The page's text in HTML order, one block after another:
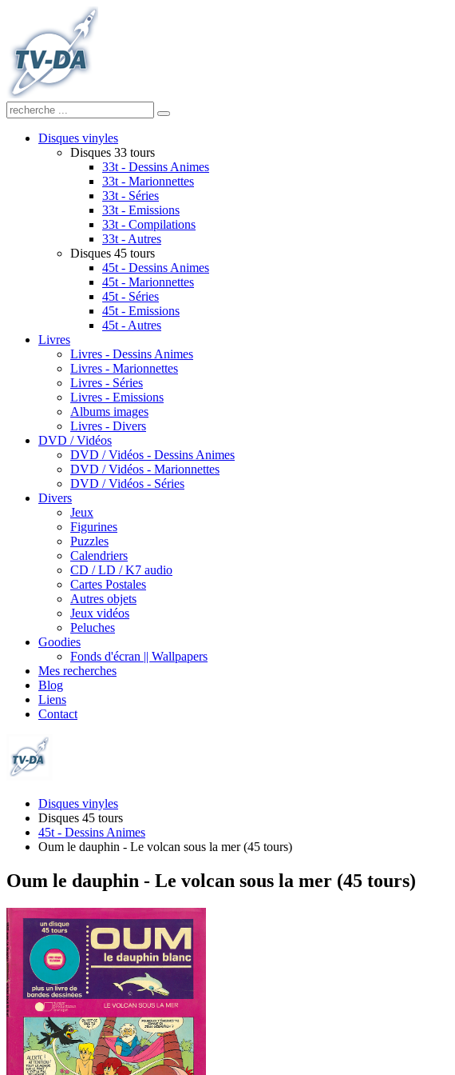
Disques vinyles
Disques 33 tours
33t - Dessins Animes
33t - Marionnettes
33t - Séries
33t - Emissions
33t - Compilations
33t - Autres
Disques 45 tours
45t - Dessins Animes
45t - Marionnettes
45t - Séries
45t - Emissions
45t - Autres
Livres
Livres - Dessins Animes
Livres - Marionnettes
Livres - Séries
Livres - Emissions
Albums images
Livres - Divers
DVD / Vidéos
DVD / Vidéos - Dessins Animes
DVD / Vidéos - Marionnettes
DVD / Vidéos - Séries
Divers
Jeux
Figurines
Puzzles
Calendriers
CD / LD / K7 audio
Cartes Postales
Autres objets
Jeux vidéos
Peluches
Goodies
Fonds d'écran || Wallpapers
Mes recherches
Blog
Liens
Contact
Disques vinyles
Disques 45 tours
45t - Dessins Animes
Oum le dauphin - Le volcan sous la mer (45 tours)
Oum le dauphin - Le volcan sous la mer (45 tours)